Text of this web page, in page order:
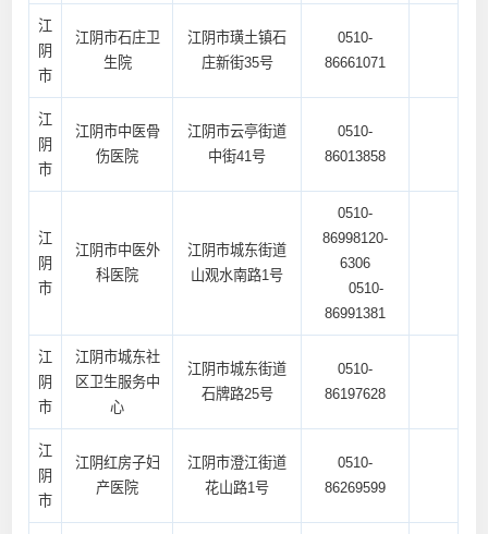
江
阴
市
江阴市石庄卫
生院
江阴市璜土镇石
庄新街35号
0510-
86661071
江
阴
市
江阴市中医骨
伤医院
江阴市云亭街道
中街41号
0510-
86013858
江
阴
市
江阴市中医外
科医院
江阴市城东街道
山观水南路1号
0510-
86998120-
6306
0510-
86991381
江
阴
市
江阴市城东社
区卫生服务中
心
江阴市城东街道
石牌路25号
0510-
86197628
江
阴
市
江阴红房子妇
产医院
江阴市澄江街道
花山路1号
0510-
86269599